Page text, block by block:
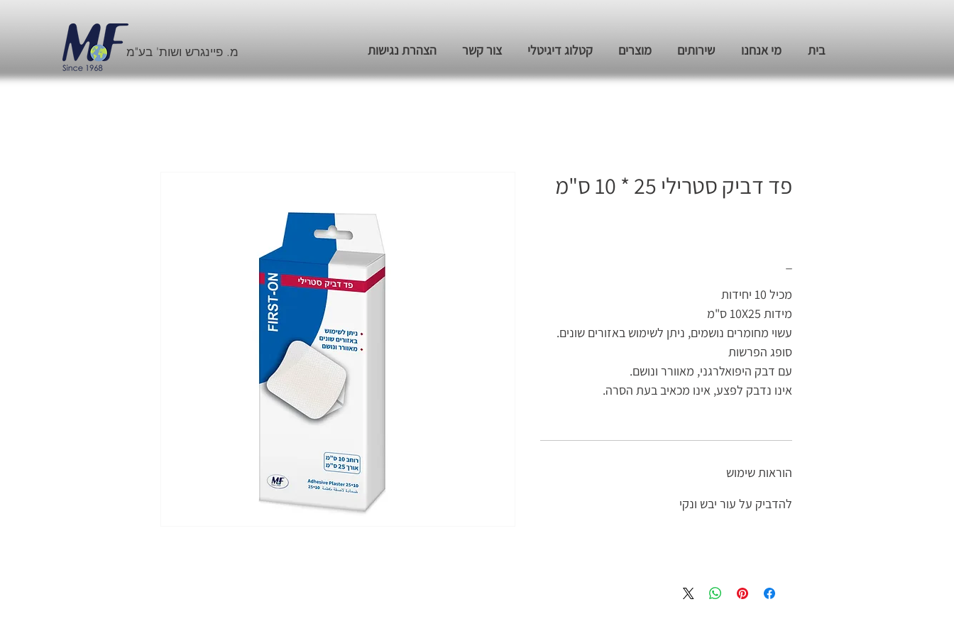
מ. פיינגרש ושות' בע"מ בית מי אנחנו שירותים מוצרים קטלוג דיגיטלי צור קשר הצהרת נגישות
פד דביק סטרילי 25 * 10 ס"מ
מכיל 10 יחידות
מידות 10X25 ס"מ
עשוי מחומרים נושמים, ניתן לשימוש באזורים שונים.
סופג הפרשות
עם דבק היפואלרגני, מאוורר ונושם.
אינו נדבק לפצע, אינו מכאיב בעת הסרה.
הוראות שימוש
להדביק על עור יבש ונקי